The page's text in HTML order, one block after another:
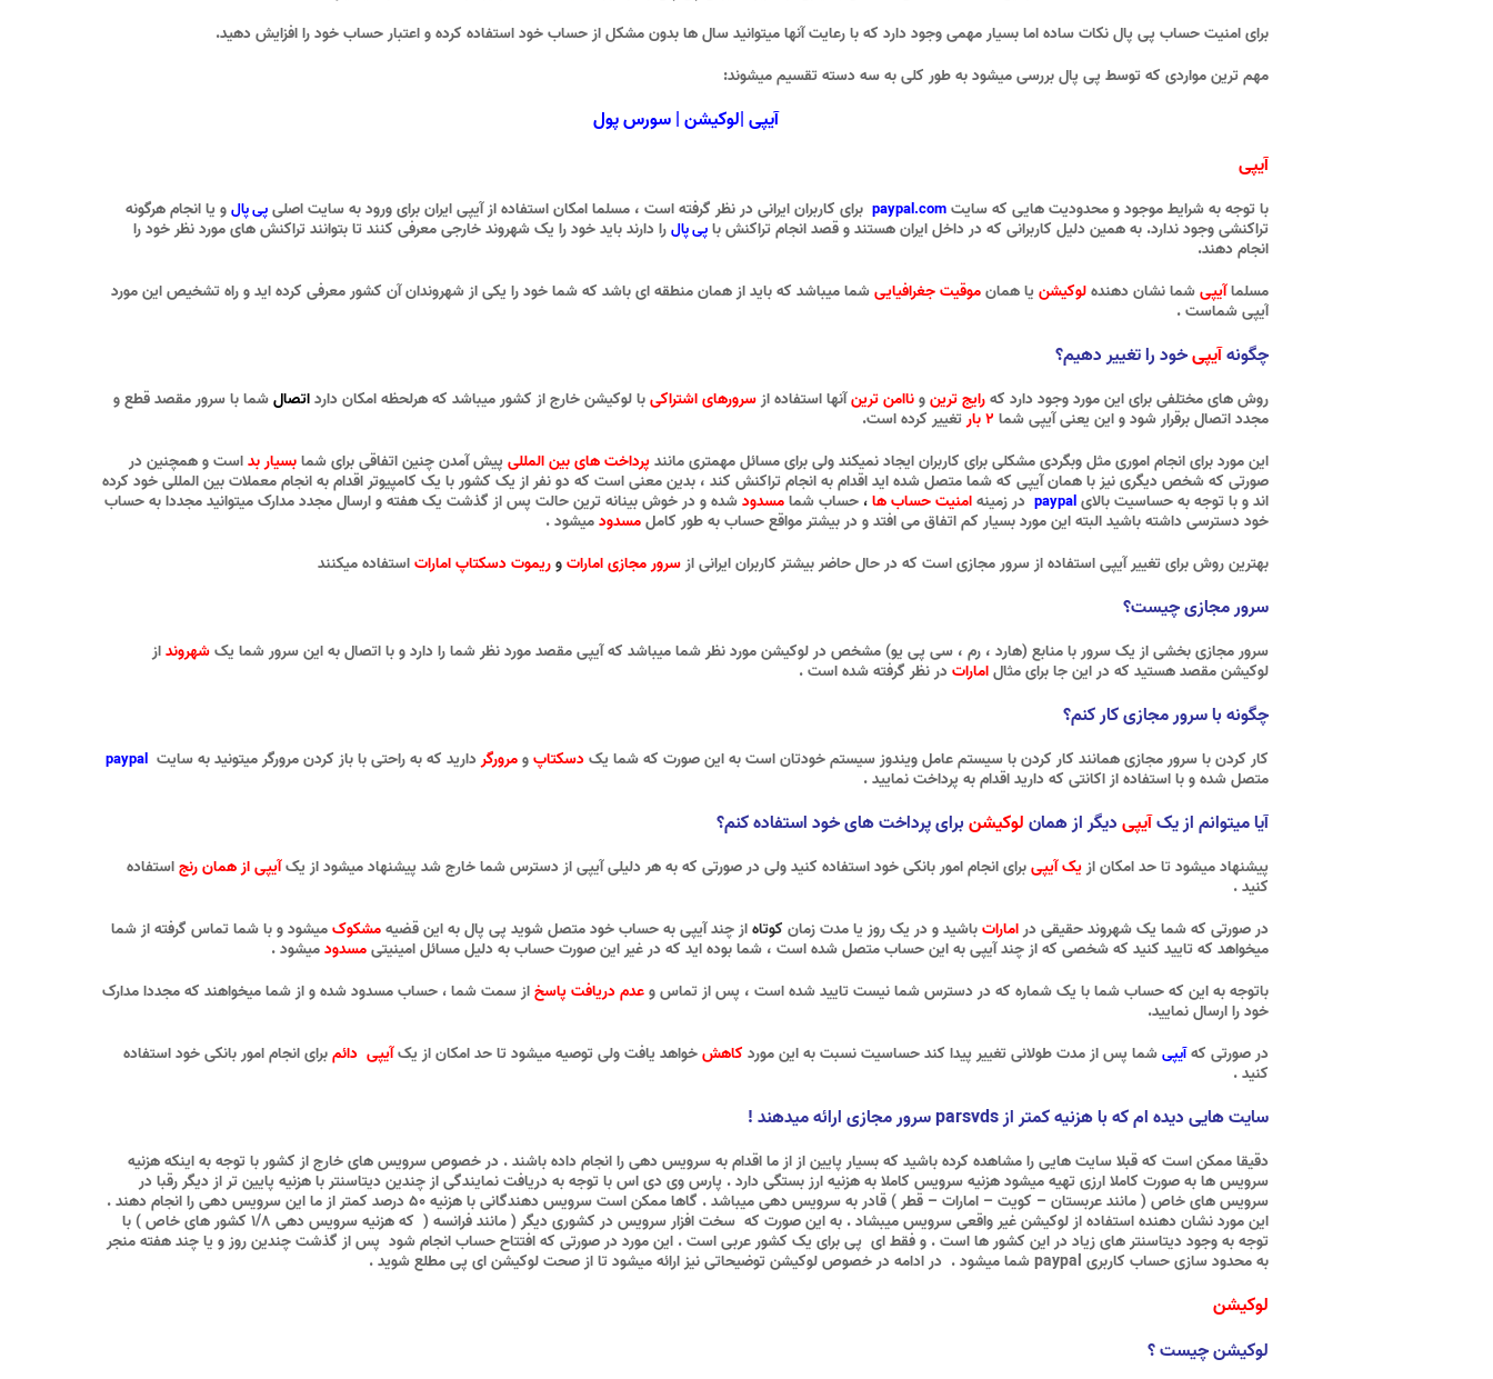
برای امنیت حساب پی پال نکات ساده اما بسیار مهمی وجود دارد که با رعایت آنها میتوانید سال ها بدون مشکل از حساب خود استفاده کرده و اعتبار حساب خود را افزایش دهید.
مهم ترین مواردی که توسط پی پال بررسی میشود به طور کلی به سه دسته تقسیم میشوند:
آیپی |لوکیشن |سورس پول
آیپی
با توجه به شرایط موجود و محدودیت هایی که سایتpaypal.com برای کاربران ایرانی در نظر گرفته است ، مسلما امکان استفاده از آیپی ایران برای ورود به سایت اصلیپی پالو یا انجام هرگونه
تراکنشی وجود ندارد. به همین دلیل کاربرانی که در داخل ایران هستند و قصد انجام تراکنش باپی پالرا دارند باید خود را یک شهروند خارجی معرفی کنند تا بتوانند تراکنش های مورد نظر خود را
انجام دهند.
مسلماآیپیشما نشان دهندهلوکیشنیا همانموقیت جغرافیاییشما میباشد که باید از همان منطقه ای باشد که شما خود را یکی از شهروندان آن کشور معرفی کرده اید و راه تشخیص این مورد
آیپی شماست .
چگونهآیپیخود را تغییر دهیم؟
روش های مختلفی برای این مورد وجود دارد کهرایج ترینوناامن ترینآنها استفاده ازسرورهای اشتراکیبا لوکیشن خارج از کشور میباشد که هرلحظه امکان دارداتصالشما با سرور مقصد قطع و
مجدد اتصال برقرار شود و این یعنی آیپی شما ۲ بار
تغییر کرده است.
این مورد برای انجام اموری مثل وبگردی مشکلی برای کاربران ایجاد نمیکند ولی برای مسائل مهمتری مانندپرداخت های بین المللیپیش آمدن چنین اتفاقی برای شمابسیار بداست و همچنین در
صورتی که شخص دیگری نیز با همان آیپی که شما متصل شده اید اقدام به انجام تراکنش کند ، بدین معنی است که دو نفر از یک کشور با یک کامپیوتر اقدام به انجام معملات بین المللی خود کرده
اند و با توجه به حساسیت بالایpaypal در زمینهامنیت حساب ها، حساب شمامسدودشده و در خوش بینانه ترین حالت پس از گذشت یک هفته و ارسال مجدد مدارک میتوانید مجددا به حساب
خود دسترسی داشته باشید البته این مورد بسیار کم اتفاق می افتد و در بیشتر مواقع حساب به طور کاملمسدودمیشود .
بهترین روش برای تغییر آیپی استفاده از سرور مجازی است که در حال حاضر بیشتر کاربران ایرانی ازسرور مجازی اماراتوریموت دسکتاپ اماراتاستفاده میکنند
سرور مجازی چیست؟
سرور مجازی بخشی از یک سرور با منابع (هارد ، رم ، سی پی یو) مشخص در لوکیشن مورد نظر شما میباشد که آیپی مقصد مورد نظر شما را دارد و با اتصال به این سرور شما یکشهرونداز
لوکیشن مقصد هستید که در این جا برای مثالاماراتدر نظر گرفته شده است .
چگونه با سرور مجازی کار کنم؟
کار کردن با سرور مجازی همانند کار کردن با سیستم عامل ویندوز سیستم خودتان است به این صورت که شما یکدسکتاپومرورگردارید که به راحتی با باز کردن مرورگر میتونید به سایت paypal
متصل شده و با استفاده از اکانتی که دارید اقدام به پرداخت نمایید .
آیا میتوانم از یکآیپیدیگر از همانلوکیشنبرای پرداخت های خود استفاده کنم؟
پیشنهاد میشود تا حد امکان ازیک آیپیبرای انجام امور بانکی خود استفاده کنید ولی در صورتی که به هر دلیلی آیپی از دسترس شما خارج شد پیشنهاد میشود از یکآیپی از همان رنجاستفاده
کنید .
در صورتی که شما یک شهروند حقیقی دراماراتباشید و در یک روز یا مدت زمان کوتاهاز چند آیپی به حساب خود متصل شوید پی پال به این قضیهمشکوکمیشود و با شما تماس گرفته از شما
میخواهد که تایید کنید که شخصی که از چند آیپی به این حساب متصل شده است ، شما بوده اید که در غیر این صورت حساب به دلیل مسائل امینیتیمسدودمیشود .
باتوجه به این که حساب شما با یک شماره که در دسترس شما نیست تایید شده است ، پس از تماس وعدم دریافت پاسخاز سمت شما، حساب مسدود شده و از شما میخواهند که مجددا مدارک
خود را ارسال نمایید.
در صورتی کهآیپیشما پس از مدت طولانی تغییر پیدا کند حساسیت نسبت به این مورد کاهشخواهد یافت ولی توصیه میشود تا حد امکان از یکآیپی دائمبرای انجام امور بانکی خود استفاده
کنید .
سایت هایی دیده ام که با هزنیه کمتر از parsvds سرور مجازی ارائه میدهند !
دقیقا ممکن است که قبلا سایت هایی را مشاهده کرده باشید که بسیار پایین از از ما اقدام به سرویس دهی را انجام داده باشند . در خصوص سرویس های خارج از کشور با توجه به اینکه هزنیه
سرویس ها به صورت کاملا ارزی تهیه میشود هزنیه سرویس کاملا به هزنیه ارز بستگی دارد . پارس وی دی اس با توجه به دریافت نمایندگی از چندین دیتاسنتر با هزنیه پایین تر از دیگر رقبا در
سرویس های خاص ( مانند عربستان – کویت – امارات – قطر ) قادر به سرویس دهی میباشد . گاها ممکن است سرویس دهندگانی با هزنیه ۵۰ درصد کمتر از ما این سرویس دهی را انجام دهند .
این مورد نشان دهنده استفاده از لوکیشن غیر واقعی سرویس میبشاد . به این صورت که سخت افزار سرویس در کشوری دیگر ( مانند فرانسه ( که هزنیه سرویس دهی ۱/۸ کشور های خاص ) با
توجه به وجود دیتاسنتر های زیاد در این کشور ها است . و فقط ای پی برای یک کشور عربی است . این مورد در صورتی که افتتاح حساب انجام شود پس از گذشت چندین روز و یا چند هفته منجر
به محدود سازی حساب کاربری paypal شما میشود . در ادامه در خصوص لوکیشن توضیحاتی نیز ارائه میشود تا از صحت لوکیشن ای پی مطلع شوید .
لوکیشن
لوکیشن چیست ؟